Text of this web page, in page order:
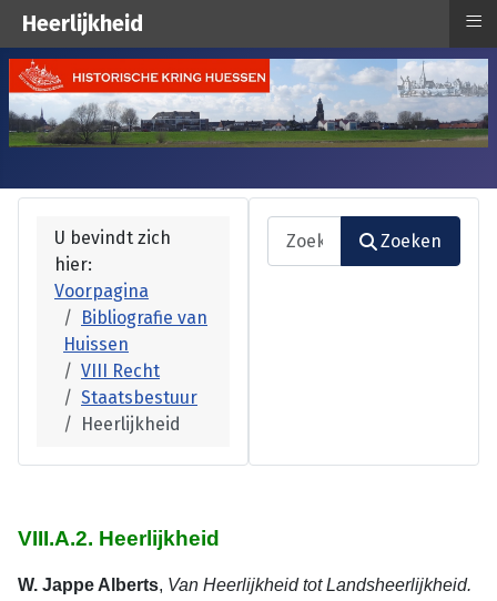
U bevindt zich
hier:
Voorpagina
Bibliografie van
Huissen
VIII Recht
Staatsbestuur
Heerlijkheid
Zoeken
Zoeken
VIII.A.2. Heerlijkheid
W. Jappe Alberts, Van Heerlijkheid tot Landsheerlijkheid.
Heerlijkheid ≡